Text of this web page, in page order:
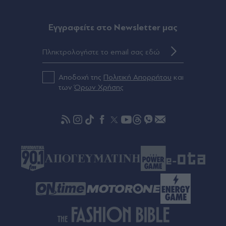
07.08.2026 23:55
Στενά του Ορμούζ: Η συμφωνία για την
αποκατάσταση της εμπορικής ναυτιλίας
συνεπάγεται άρση των λιμανιών του Ιράν από τις
07.08.2026 23:41
αυτή ελέγχους στα σύνορα, η Ρώμη "δεν δέχεται
τελεσίγραφα" (Βίντεο)
Eγγραφείτε στο Newsletter μας
Αποδοχή της Πολιτική Απορρήτου και
τωνΌρων Χρήσης